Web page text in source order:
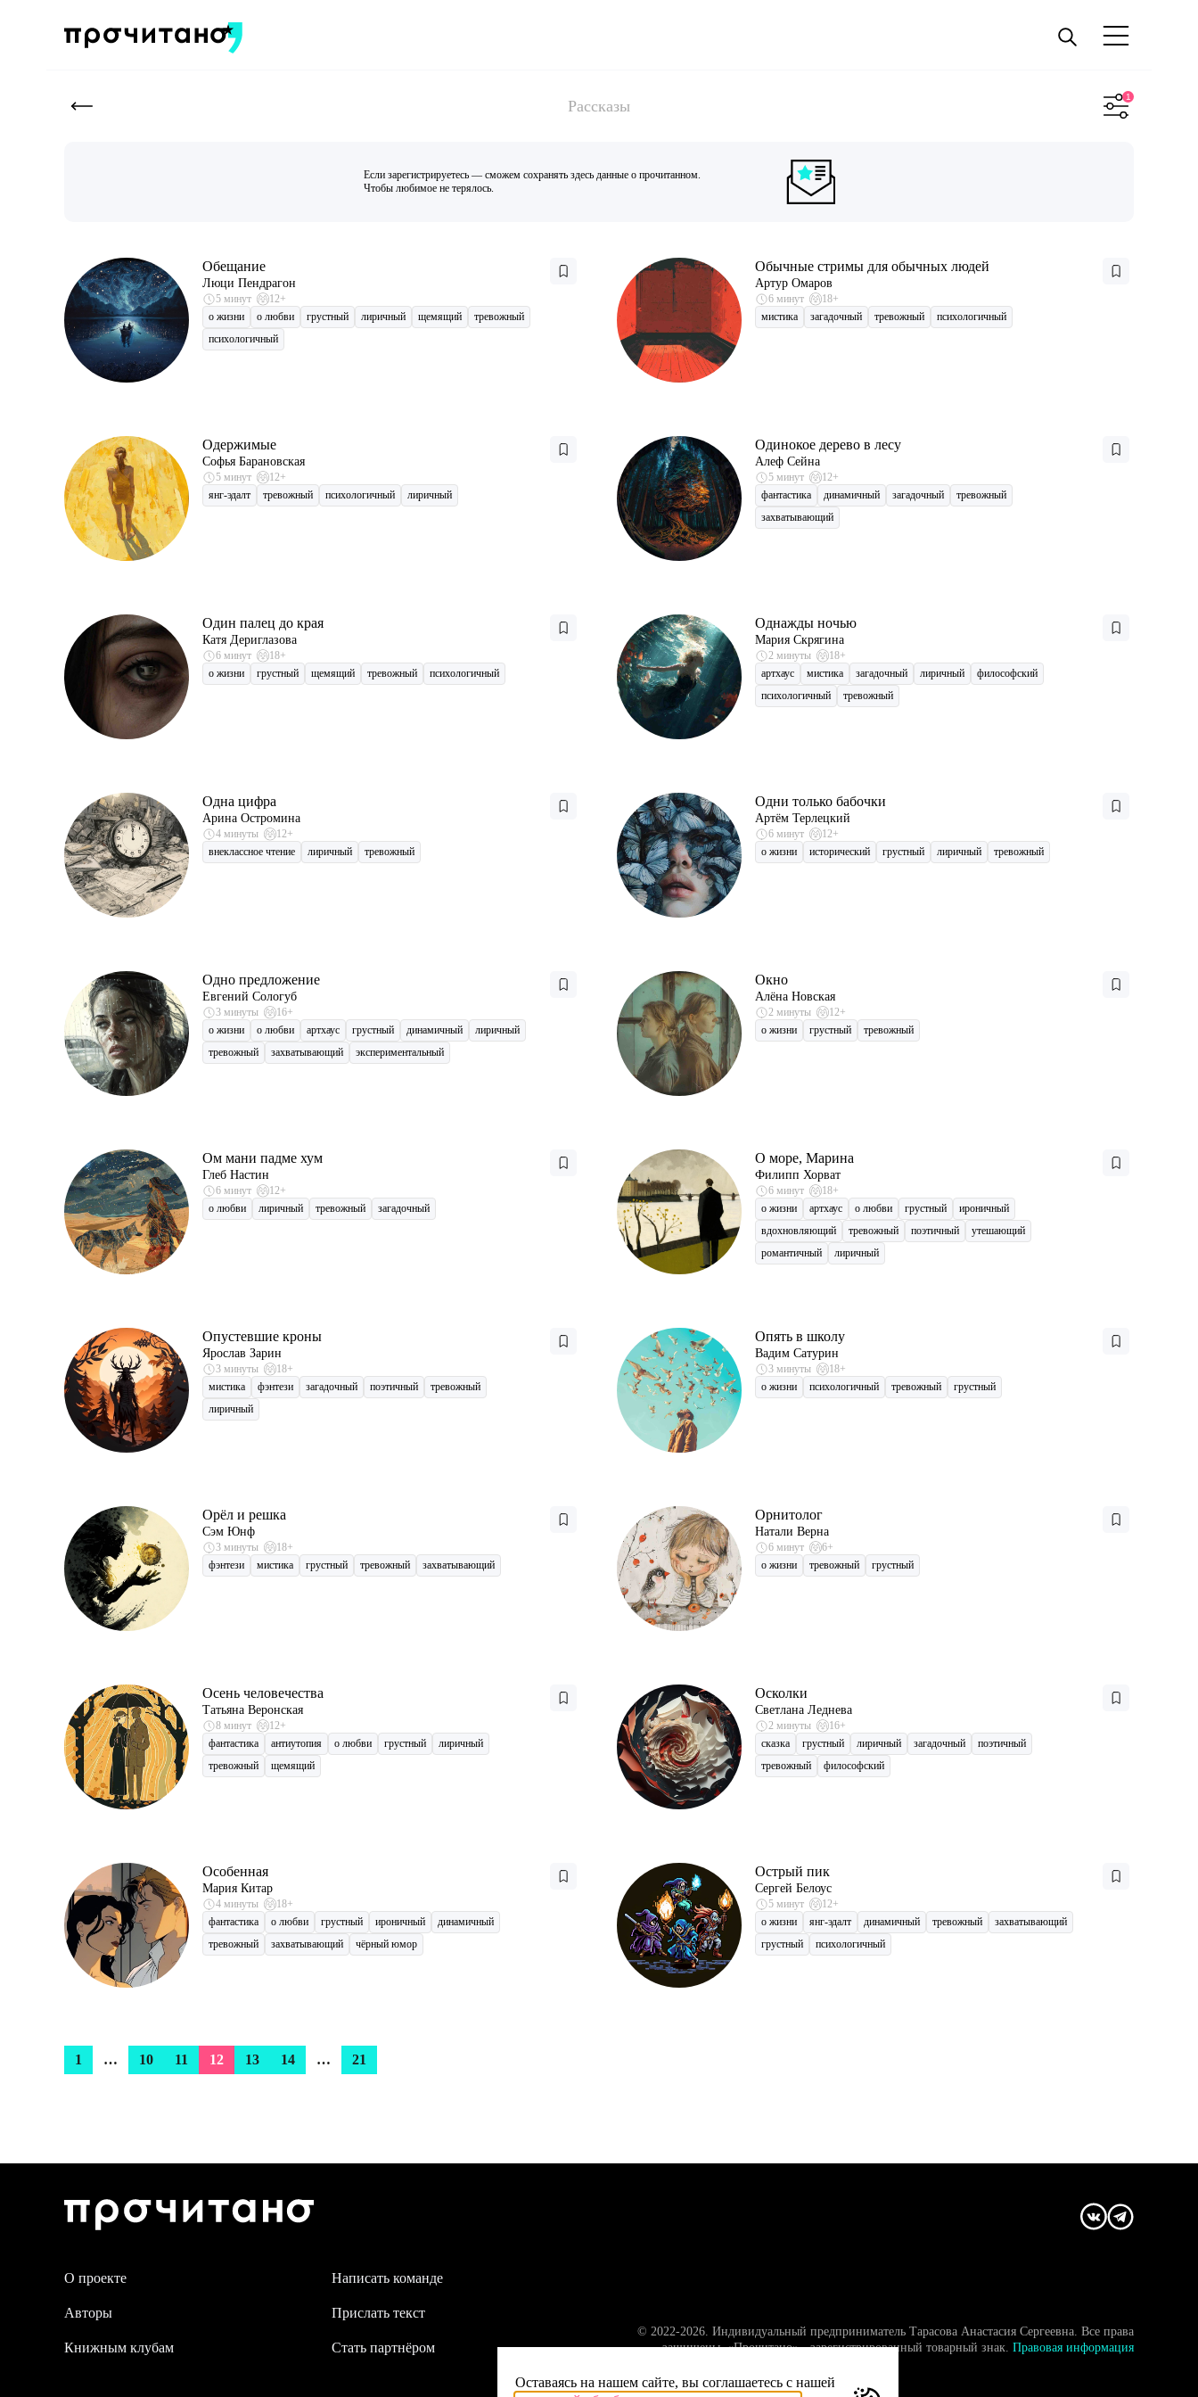
Рассказы
Если зарегистрируетесь — сможем сохранять здесь данные о прочитанном.
Чтобы любимое не терялось.
Обещание
Люци Пендрагон
5 минут
12+
о жизни
о любви грустный лиричный щемящий
тревожный
психологичный
Обычные стримы для обычных людей
Артур Омаров
6 минут
18+
мистика
загадочный тревожный психологичный
Одержимые
Софья Барановская
5 минут
12+
янг-эдалт
тревожный психологичный лиричный
Одинокое дерево в лесу
Алеф Сейна
5 минут
12+
фантастика
динамичный загадочный
тревожный
захватывающий
Один палец до края
Катя Дериглазова
6 минут
18+
о жизни
грустный щемящий тревожный психологичный
Однажды ночью
Мария Скрягина
2 минуты
18+
артхаус
мистика загадочный лиричный
философский
психологичный
тревожный
Одна цифра
Арина Остромина
4 минуты
12+
внеклассное чтение
лиричный тревожный
Одни только бабочки
Артём Терлецкий
6 минут
12+
о жизни
исторический грустный лиричный тревожный
Одно предложение
Евгений Сологуб
3 минуты
16+
о жизни
о любви артхаус грустный динамичный
лиричный
тревожный
захватывающий экспериментальный
Окно
Алёна Новская
2 минуты
12+
о жизни
грустный тревожный
Ом мани падме хум
Глеб Настин
6 минут
12+
о любви
лиричный тревожный загадочный
О море, Марина
Филипп Хорват
6 минут
18+
о жизни
артхаус о любви грустный
ироничный
вдохновляющий
тревожный поэтичный
утешающий
романтичный
лиричный
Опустевшие кроны
Ярослав Зарин
3 минуты
18+
мистика
фэнтези загадочный поэтичный
тревожный
лиричный
Опять в школу
Вадим Сатурин
3 минуты
18+
о жизни
психологичный тревожный грустный
Орёл и решка
Сэм Юнф
3 минуты
18+
фэнтези
мистика грустный тревожный захватывающий
Орнитолог
Натали Верна
6 минут
6+
о жизни
тревожный грустный
Осень человечества
Татьяна Веронская
8 минут
12+
фантастика
антиутопия о любви грустный
лиричный
тревожный
щемящий
Осколки
Светлана Леднева
2 минуты
16+
сказка
грустный лиричный загадочный
поэтичный
тревожный
философский
Особенная
Мария Китар
4 минуты
18+
фантастика
о любви грустный ироничный
динамичный
тревожный
захватывающий чёрный юмор
Острый пик
Сергей Белоус
5 минут
12+
о жизни
янг-эдалт динамичный тревожный
захватывающий
грустный
психологичный
1 … 10 11 12 13 14 … 21
О проекте Написать команде
Авторы Прислать текст
Книжным клубам Стать партнёром
© 2022-2026. Индивидуальный предприниматель Тарасова Анастасия Сергеевна. Все права
защищены. «Прочитано» - зарегистрированный товарный знак. Правовая информация
Оставаясь на нашем сайте, вы соглашаетесь с нашей